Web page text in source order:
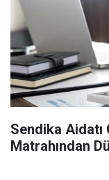
Sendika Aidatı
Matrahından